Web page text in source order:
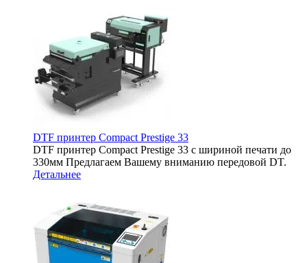
DTF принтер Compact Prestige 33
DTF принтер Compact Prestige 33 с шириной печати до
330мм Предлагаем Вашему вниманию передовой DT.
Детальнее